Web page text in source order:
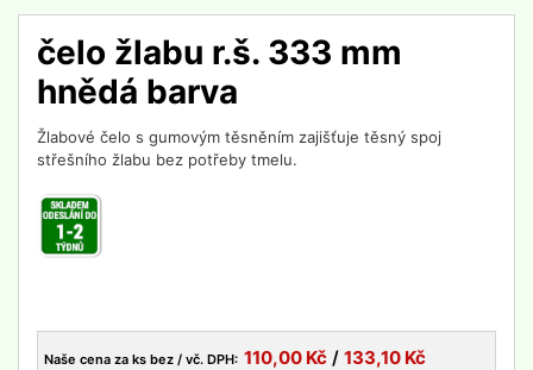
čelo žlabu r.š. 333 mm
hnědá barva
Žlabové čelo s gumovým těsněním zajišťuje těsný spoj
střešního žlabu bez potřeby tmelu.
Naše cena za ks bez / vč. DPH: 110,00 Kč / 133,10 Kč